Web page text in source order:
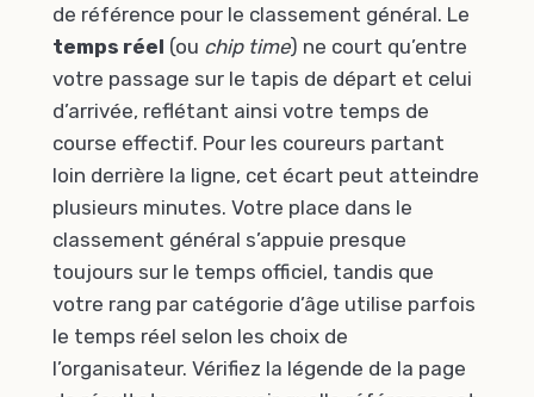
de référence pour le classement général. Le
temps réel (ou chip time) ne court qu’entre
votre passage sur le tapis de départ et celui
d’arrivée, reflétant ainsi votre temps de
course effectif. Pour les coureurs partant
loin derrière la ligne, cet écart peut atteindre
plusieurs minutes. Votre place dans le
classement général s’appuie presque
toujours sur le temps officiel, tandis que
votre rang par catégorie d’âge utilise parfois
le temps réel selon les choix de
l’organisateur. Vérifiez la légende de la page